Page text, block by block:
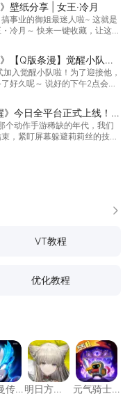
壁纸分享 | 女王·冷月
事业的御姐最迷人啦~ 这就是
冷月～ 快来一键收藏，让这位
【Q版条漫】觉醒小队日
！入觉醒小队啦！为了迎接他，
好久呢～ 说好的下午2点会客
》今日全平台正式上线！换
！
个动作手游稀缺的年代，我们
，紧盯屏幕躲避莉莉丝的技
更多
VT教程
优化教程
航线
奥特曼传奇英雄2
传
明日方舟：终末
明日方
元气
元气骑士